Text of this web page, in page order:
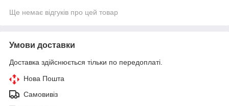
Ще немає відгуків про цей товар
Умови доставки
Доставка здійснюється тільки по передоплаті.
Нова Пошта
Самовивіз